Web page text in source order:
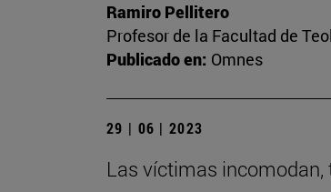
Ramiro Pellitero
Profesor de la Facultad de
Publicado en: Omnes
29 | 06 | 2023
Las víctimas